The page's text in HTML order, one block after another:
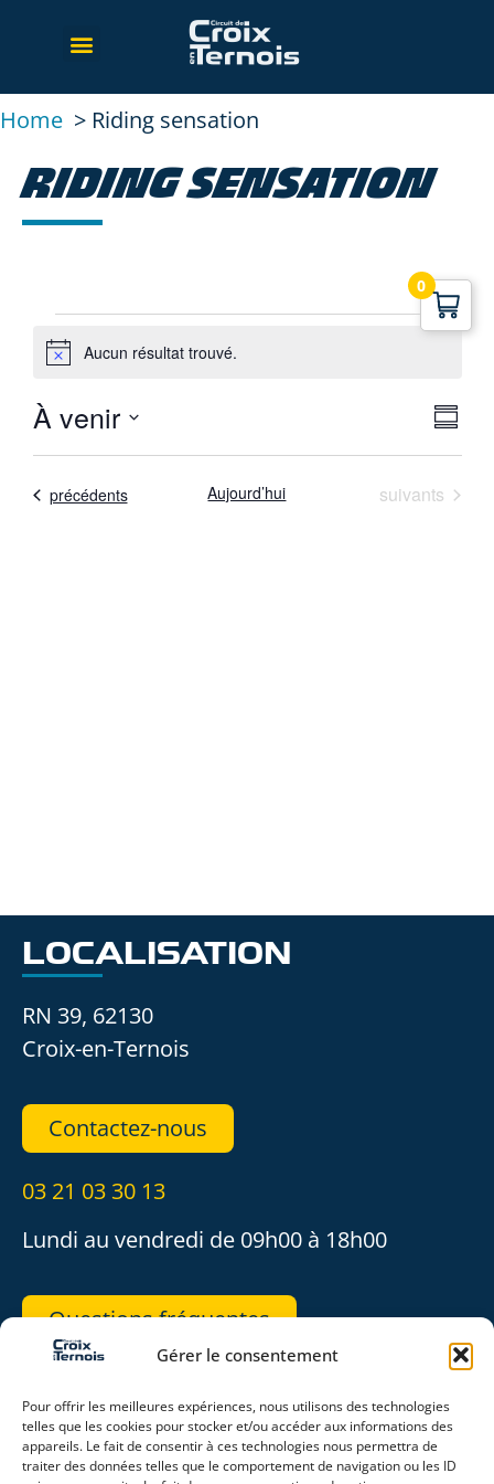
Gérer le consentement
Pour offrir les meilleures expériences, nous utilisons des technologies
telles que les cookies pour stocker et/ou accéder aux informations des
appareils. Le fait de consentir à ces technologies nous permettra de
traiter des données telles que le comportement de navigation ou les ID
Home Riding sensation
RIDING SENSATION
NoticeAucun résultat trouvé.
DE
À venir
Sélectionnez
date
Évènements
précédents Aujourd’hui Évènements
suivants
LOCALISATION
RN 39, 62130
Croix-en-Ternois
Contactez-nous
03 21 03 30 13
Lundi au vendredi de 09h00 à 18h00
Questions fréquentes
0